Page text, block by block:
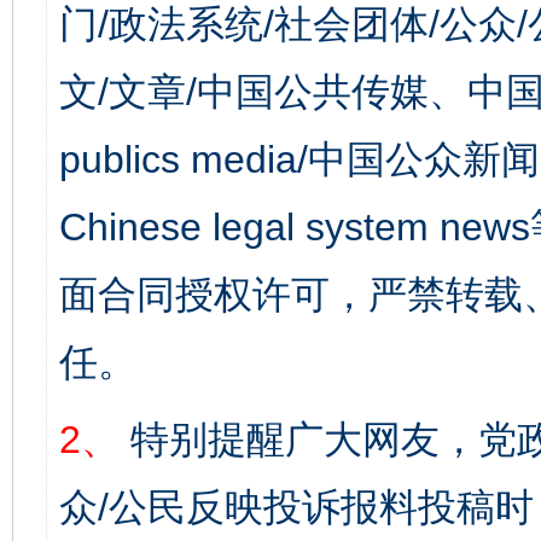
门/政法系统/社会团体/公众
文/文章/中国公共传媒、中
publics media/中国公众新
Chinese legal system
面合同授权许可，严禁转
任。
2、
特别提醒广大网友，党
众/公民反映投诉报料投稿